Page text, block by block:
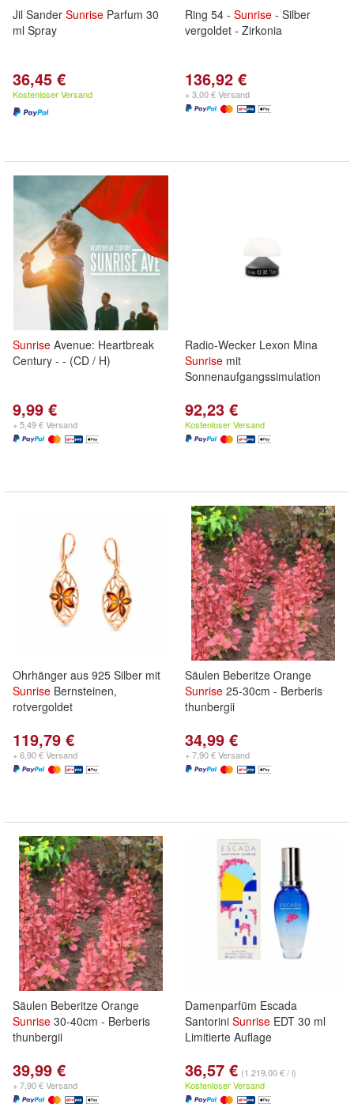
Jil Sander Sunrise Parfum 30
ml Spray
36,45 €
Kostenloser Versand
Ring 54 - Sunrise - Silber
vergoldet - Zirkonia
136,92 €
+ 3,00 € Versand
Sunrise Avenue: Heartbreak
Century - - (CD / H)
9,99 €
+ 5,49 € Versand
Radio-Wecker Lexon Mina
Sunrise mit
Sonnenaufgangssimulation
92,23 €
Kostenloser Versand
Ohrhänger aus 925 Silber mit
Sunrise Bernsteinen,
rotvergoldet
119,79 €
+ 6,90 € Versand
Säulen Beberitze Orange
Sunrise 25-30cm - Berberis
thunbergii
34,99 €
+ 7,90 € Versand
Säulen Beberitze Orange
Sunrise 30-40cm - Berberis
thunbergii
39,99 €
+ 7,90 € Versand
Damenparfüm Escada
Santorini Sunrise EDT 30 ml
Limitierte Auflage
36,57 € (1.219,00 € / l)
Kostenloser Versand